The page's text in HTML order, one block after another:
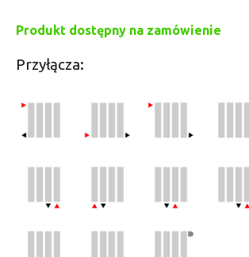
Produkt dostępny na zamówienie
Przyłącza: